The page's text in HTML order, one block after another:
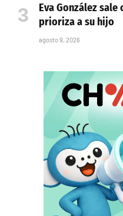
Eva González
prioriza a su hijo
agosto 9, 2026